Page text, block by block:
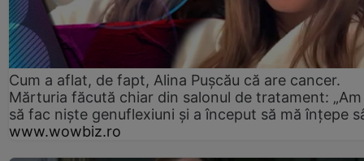
Cum a aflat, de fapt, Alina Pușcău că are cancer.
Mărturia făcută chiar din salonul de tratament:
să fac niște genuflexiuni și a început să mă înțepe
www.wowbiz.ro